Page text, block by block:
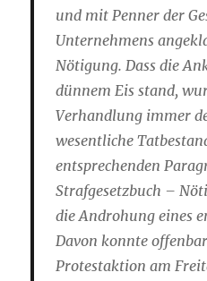
und mit Penner der
Unternehmens
Nötigung. Dass die
dünnem Eis stand,
Verhandlung immer
wesentliche
entsprechenden
Strafgesetzbuch –
die Androhung eines
Davon konnte
Protestaktion am